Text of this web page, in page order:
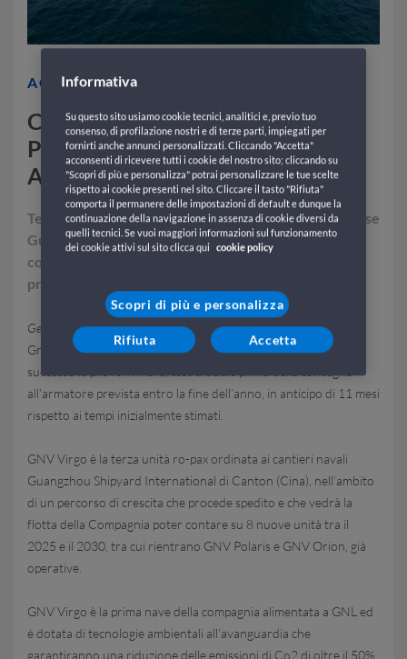
AGOSTO 29, 2025
CONCLUSE LE PROVE IN MARE
PER GNV VIRGO, PRIMA NAVE
A GNL DELLA COMPAGNIA
Terza delle otto unità ordinate presso il cantiere cinese
Guangzhou Shipyard International (GSI), verrà
consegnata entro la fine dell’anno. Procede come
previsto il piano di rinnovamento della flotta.
Genova, 29 agosto 2025– GNV, compagnia di traghetti del
Gruppo MSC, annuncia che GNV Virgo ha completato con
successo le prove in mare, test cruciale prima della consegna
all’armatore prevista entro la fine dell’anno, in anticipo di 11 mesi
rispetto ai tempi inizialmente stimati.
GNV Virgo è la terza unità ro-pax ordinata ai cantieri navali
Guangzhou Shipyard International di Canton (Cina), nell’ambito
di un percorso di crescita che procede spedito e che vedrà la
flotta della Compagnia poter contare su 8 nuove unità tra il
2025 e il 2030, tra cui rientrano GNV Polaris e GNV Orion, già
operative.
GNV Virgo è la prima nave della compagnia alimentata a GNL ed
è dotata di tecnologie ambientali all’avanguardia che
garantiranno una riduzione delle emissioni di Co2 di oltre il 50%
Informativa
Su questo sito usiamo cookie tecnici, analitici e, previo tuo
consenso, di profilazione nostri e di terze parti, impiegati per
fornirti anche annunci personalizzati. Cliccando "Accetta"
acconsenti di ricevere tutti i cookie del nostro sito; cliccando su
"Scopri di più e personalizza" potrai personalizzare le tue scelte
rispetto ai cookie presenti nel sito. Cliccare il tasto "Rifiuta"
comporta il permanere delle impostazioni di default e dunque la
continuazione della navigazione in assenza di cookie diversi da
quelli tecnici. Se vuoi maggiori informazioni sul funzionamento
dei cookie attivi sul sito clicca qui
cookie policy
Scopri di più e personalizza
Rifiuta Accetta